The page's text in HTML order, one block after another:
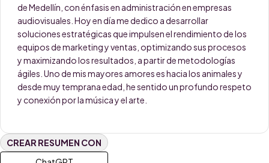
de Medellín, con énfasis en administración en empresas
audiovisuales. Hoy en día me dedico a desarrollar
soluciones estratégicas que impulsen el rendimiento de los
equipos de marketing y ventas, optimizando sus procesos
y maximizando los resultados, a partir de metodologías
ágiles. Uno de mis mayores amores es hacia los animales y
desde muy temprana edad, he sentido un profundo respeto
y conexión por la música y el arte.
CREAR RESUMEN CON